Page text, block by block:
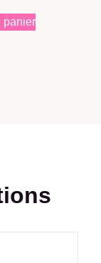
panier